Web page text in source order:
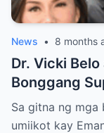
News • 8 months
Dr. Vicki
Bonggang
Mamahaling
Malilimutang
Sa gitna ng mga
umiikot kay